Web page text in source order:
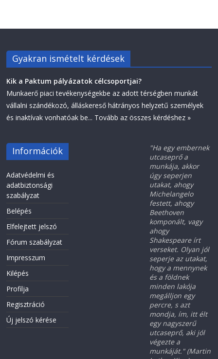
Gyakran ismételt kérdések
Kik a Paktum pályázatok célcsoportjai?
Munkaerő piaci tevékenységekbe az adott térségben munkát
vállalni szándékozó, álláskereső hátrányos helyzetű személyek
és inaktívak vonhatóak be... Tovább az összes kérdéshez »
Információk
Adatvédelmi és
adatbiztonsági
szabályzat
Belépés
Elfelejtett jelszó
Fórum szabályzat
Impresszum
Kilépés
Profilja
Regisztráció
Új jelszó kérése
"Ha egy embernek
utcaseprő a
munkája, akkor
úgy seperjen
utakat, ahogy
Michelangelo
festett, ahogy
Beethoven
komponált, vagy
ahogy
Shakespeare írt
verseket. Olyan jól
seperje az utakat,
hogy a mennynek
és a földnek
minden lakója
megálljon egy
percre, s azt
mondja, ím, itt élt
egy nagyszerű
utcaseprő, aki jól
végezte a
munkáját." (Martin